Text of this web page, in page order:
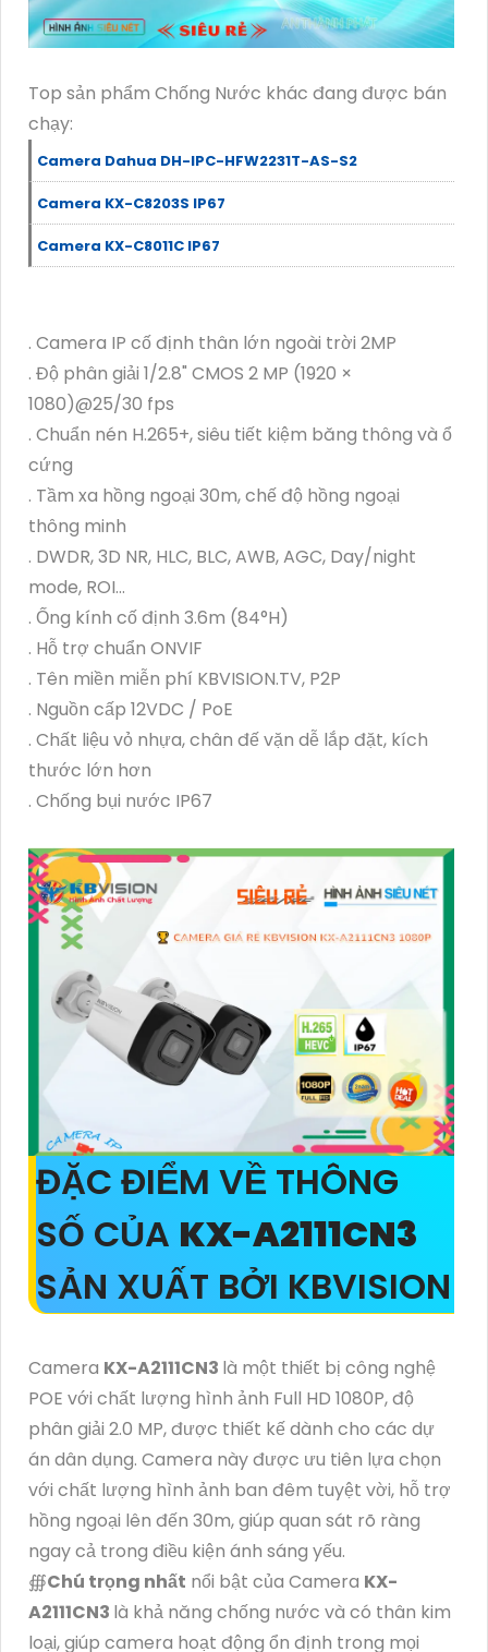
Top sản phẩm Chống Nước khác đang được bán
chạy:
Camera Dahua DH-IPC-HFW2231T-AS-S2
Camera KX-C8203S IP67
Camera KX-C8011C IP67
. Camera IP cố định thân lớn ngoài trời 2MP
. Độ phân giải 1/2.8" CMOS 2 MP (1920 ×
1080)@25/30 fps
. Chuẩn nén H.265+, siêu tiết kiệm băng thông và ổ
cứng
. Tầm xa hồng ngoại 30m, chế độ hồng ngoại
thông minh
. DWDR, 3D NR, HLC, BLC, AWB, AGC, Day/night
mode, ROI…
. Ống kính cố định 3.6m (84°H)
. Hỗ trợ chuẩn ONVIF
. Tên miền miễn phí KBVISION.TV, P2P
. Nguồn cấp 12VDC / PoE
. Chất liệu vỏ nhựa, chân đế vặn dễ lắp đặt, kích
thước lớn hơn
. Chống bụi nước IP67
ĐẶC ĐIỂM VỀ THÔNG
SỐ CỦA KX-A2111CN3
SẢN XUẤT BỞI KBVISION
Camera KX-A2111CN3 là một thiết bị công nghệ
POE với chất lượng hình ảnh Full HD 1080P, độ
phân giải 2.0 MP, được thiết kế dành cho các dự
án dân dụng. Camera này được ưu tiên lựa chọn
với chất lượng hình ảnh ban đêm tuyệt vời, hỗ trợ
hồng ngoại lên đến 30m, giúp quan sát rõ ràng
ngay cả trong điều kiện ánh sáng yếu.
∰Chú trọng nhất nổi bật của Camera KX-
A2111CN3 là khả năng chống nước và có thân kim
loại, giúp camera hoạt động ổn định trong mọi